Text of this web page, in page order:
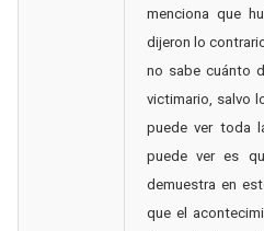
menciona que
dijeron lo
no sabe cuánto
victimario, salvo
puede ver toda
puede ver es
demuestra en
que el